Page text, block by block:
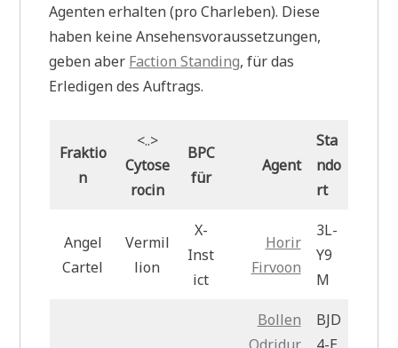
Agenten erhalten (pro Charleben). Diese
haben keine Ansehensvoraussetzungen,
geben aber Faction Standing, für das
Erledigen des Auftrags.
Fraktio
n
<..>
Cytose
rocin
BPC
für
Agent
Sta
ndo
rt
Angel
Cartel
Vermil
lion
X-
Inst
ict
Horir
Firvoon
3L-
Y9
M
Bollen
BJD